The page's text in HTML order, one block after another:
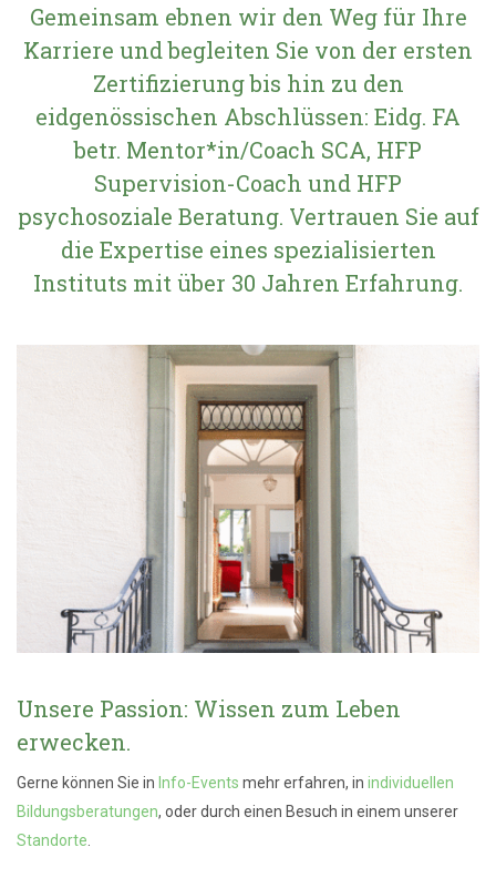
Gemeinsam ebnen wir den Weg für Ihre
Karriere und begleiten Sie von der ersten
Zertifizierung bis hin zu den
eidgenössischen Abschlüssen: Eidg. FA
betr. Mentor*in/Coach SCA, HFP
Supervision-Coach und HFP
psychosoziale Beratung. Vertrauen Sie auf
die Expertise eines spezialisierten
Instituts mit über 30 Jahren Erfahrung.
Unsere Passion: Wissen zum Leben
erwecken.
Gerne können Sie in Info-Events mehr erfahren, in individuellen
Bildungsberatungen, oder durch einen Besuch in einem unserer
Standorte